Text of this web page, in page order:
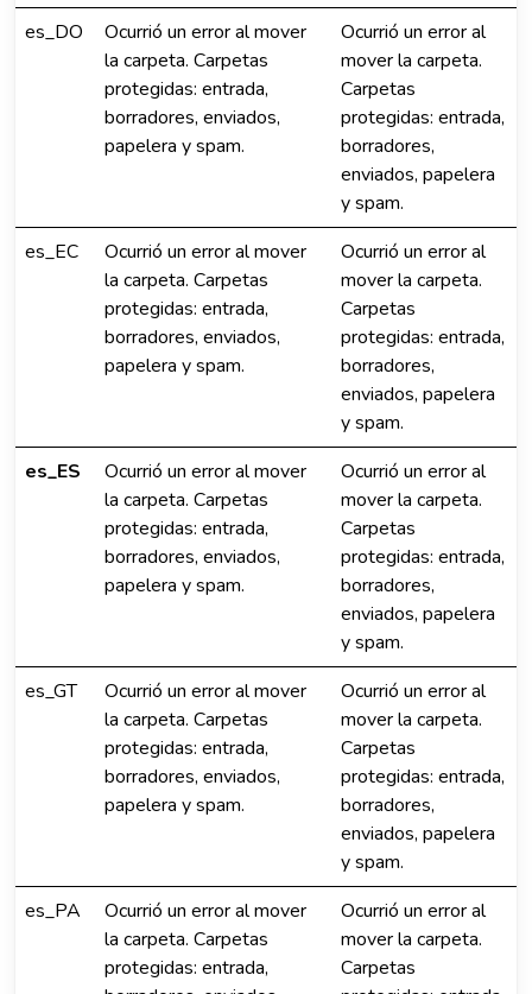
es_DO
Ocurrió un error al mover
la carpeta. Carpetas
protegidas: entrada,
borradores, enviados,
papelera y spam.
Ocurrió un error al
mover la carpeta.
Carpetas
protegidas: entrada,
borradores,
enviados, papelera
y spam.
es_EC
Ocurrió un error al mover
la carpeta. Carpetas
protegidas: entrada,
borradores, enviados,
papelera y spam.
Ocurrió un error al
mover la carpeta.
Carpetas
protegidas: entrada,
borradores,
enviados, papelera
y spam.
es_ES
Ocurrió un error al mover
la carpeta. Carpetas
protegidas: entrada,
borradores, enviados,
papelera y spam.
Ocurrió un error al
mover la carpeta.
Carpetas
protegidas: entrada,
borradores,
enviados, papelera
y spam.
es_GT
Ocurrió un error al mover
la carpeta. Carpetas
protegidas: entrada,
borradores, enviados,
papelera y spam.
Ocurrió un error al
mover la carpeta.
Carpetas
protegidas: entrada,
borradores,
enviados, papelera
y spam.
es_PA
Ocurrió un error al mover
la carpeta. Carpetas
protegidas: entrada,
Ocurrió un error al
mover la carpeta.
Carpetas